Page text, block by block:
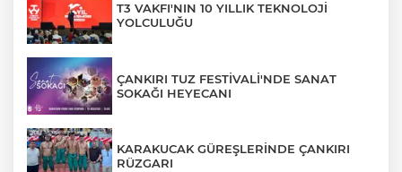
T3 VAKFI'NIN 10 YILLIK TEKNOLOJİ
YOLCULUĞU
ÇANKIRI TUZ FESTİVALİ'NDE SANAT
SOKAĞI HEYECANI
KARAKUCAK GÜREŞLERİNDE ÇANKIRI
RÜZGARI